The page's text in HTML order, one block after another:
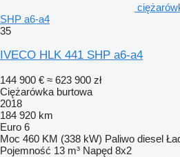
SHP a6-a4
35
IVECO HLK 441 SHP a6-a4
144 900 € ≈ 623 900 zł
Ciężarówka burtowa
2018
184 920 km
Euro 6
Moc 460 KM (338 kW) Paliwo diesel
Pojemność 13 m³ Napęd 8x2